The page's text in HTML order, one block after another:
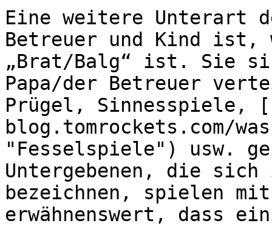
Eine weitere Unterart
Betreuer und Kind ist,
„Brat/Balg“ ist. Sie
Papa/der Betreuer
Prügel, Sinnesspiele,
blog.tomrockets.com/
"Fesselspiele") usw.
Untergebenen, die sich
bezeichnen, spielen
erwähnenswert, dass